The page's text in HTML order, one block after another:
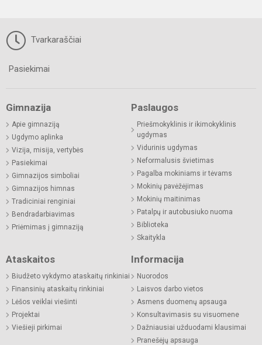
Tvarkaraščiai
Pasiekimai
Gimnazija
Apie gimnaziją
Ugdymo aplinka
Vizija, misija, vertybės
Pasiekimai
Gimnazijos simboliai
Gimnazijos himnas
Tradiciniai renginiai
Bendradarbiavimas
Priėmimas į gimnaziją
Paslaugos
Priešmokyklinis ir ikimokyklinis
ugdymas
Vidurinis ugdymas
Neformalusis švietimas
Pagalba mokiniams ir tėvams
Mokinių pavėžėjimas
Mokinių maitinimas
Patalpų ir autobusiuko nuoma
Biblioteka
Skaitykla
Ataskaitos
Biudžeto vykdymo ataskaitų rinkiniai
Finansinių ataskaitų rinkiniai
Lėšos veiklai viešinti
Projektai
Viešieji pirkimai
Informacija
Nuorodos
Laisvos darbo vietos
Asmens duomenų apsauga
Konsultavimasis su visuomene
Dažniausiai užduodami klausimai
Pranešėjų apsauga